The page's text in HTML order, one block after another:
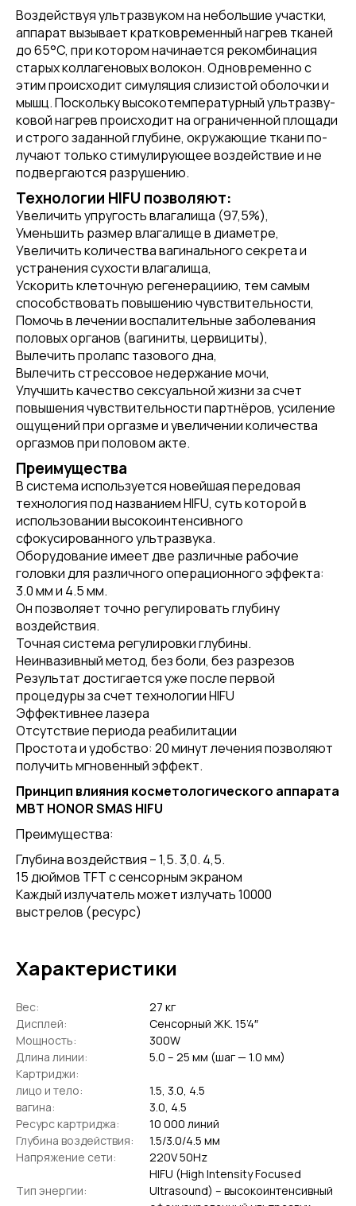
Воз­дей­ствуя уль­траз­ву­ком на не­боль­шие учас­тки,
ап­па­рат вы­зыва­ет крат­ковре­мен­ный наг­рев тка­ней
до 65°C, при ко­тором на­чина­ет­ся ре­ком­би­нация
ста­рых кол­ла­гено­вых во­локон. Од­новре­мен­но с
этим про­ис­хо­дит си­муля­ция сли­зис­той обо­лоч­ки и
мышц. Пос­коль­ку вы­соко­тем­пе­ратур­ный уль­траз­ву­
ковой наг­рев про­ис­хо­дит на ог­ра­ничен­ной пло­щади
и стро­го за­дан­ной глу­бине, ок­ру­жа­ющие тка­ни по­
луча­ют толь­ко сти­мули­ру­ющее воз­дей­ствие и не
под­верга­ют­ся раз­ру­шению.
Технологии HIFU позволяют:
Увеличить упругость влагалища (97,5%),
Уменьшить размер влагалище в диаметре,
Увеличить количества вагинального секрета и
устранения сухости влагалища,
Ускорить клеточную регенерациию, тем самым
способствовать повышению чувствительности,
Помочь в лечении воспалительные заболевания
половых органов (вагиниты, цервициты),
Вылечить пролапс тазового дна,
Вылечить стрессовое недержание мочи,
Улучшить качество сексуальной жизни за счет
повышения чувствительности партнёров, усиление
ощущений при оргазме и увеличении количества
оргазмов при половом акте.
Преимущества
В система используется новейшая передовая
технология под названием HIFU, суть которой в
использовании высокоинтенсивного
сфокусированного ультразвука.
Оборудование имеет две различные рабочие
головки для различного операционного эффекта:
3.0 мм и 4.5 мм.
Он позволяет точно регулировать глубину
воздействия.
Точная система регулировки глубины.
Неинвазивный метод, без боли, без разрезов
Результат достигается уже после первой
процедуры за счет технологии HIFU
Эффективнее лазера
Отсутствие периода реабилитации
Простота и удобство: 20 минут лечения позволяют
получить мгновенный эффект.
Принцип влияния косметологического аппарата
MBT HONOR SMAS HIFU
Преимущества:
Глубина воздействия – 1,5. 3,0. 4,5.
15 дюймов TFT с сенсорным экраном
Каждый излучатель может излучать 10000
выстрелов (ресурс)
Характеристики
Вес:
27 кг
Дисплей:
Сенсорный ЖК. 15’4″
Мощность:
300W
Длина линии:
5.0 – 25 мм (шаг — 1.0 мм)
Картриджи:
лицо и тело:
1.5, 3.0, 4.5
вагина:
3.0, 4.5
Ресурс картриджа:
10 000 линий
Глубина воздействия:
1.5/3.0/4.5 мм
Напряжение сети:
220V 50Hz
Тип энергии:
HIFU (High Intensity Focused
Ultrasound) – высокоинтенсивный